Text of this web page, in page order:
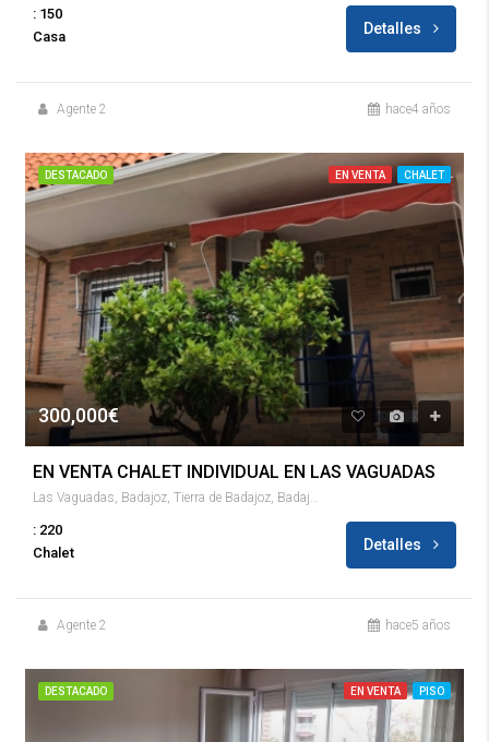
: 150
Casa
Detalles
Agente 2 hace4 años
DESTACADO EN VENTA CHALET
300,000€
EN VENTA CHALET INDIVIDUAL EN LAS VAGUADAS
Las Vaguadas, Badajoz, Tierra de Badajoz, Badajoz, Extremadura, 06010, España
: 220
Chalet
Detalles
Agente 2 hace5 años
DESTACADO EN VENTA PISO